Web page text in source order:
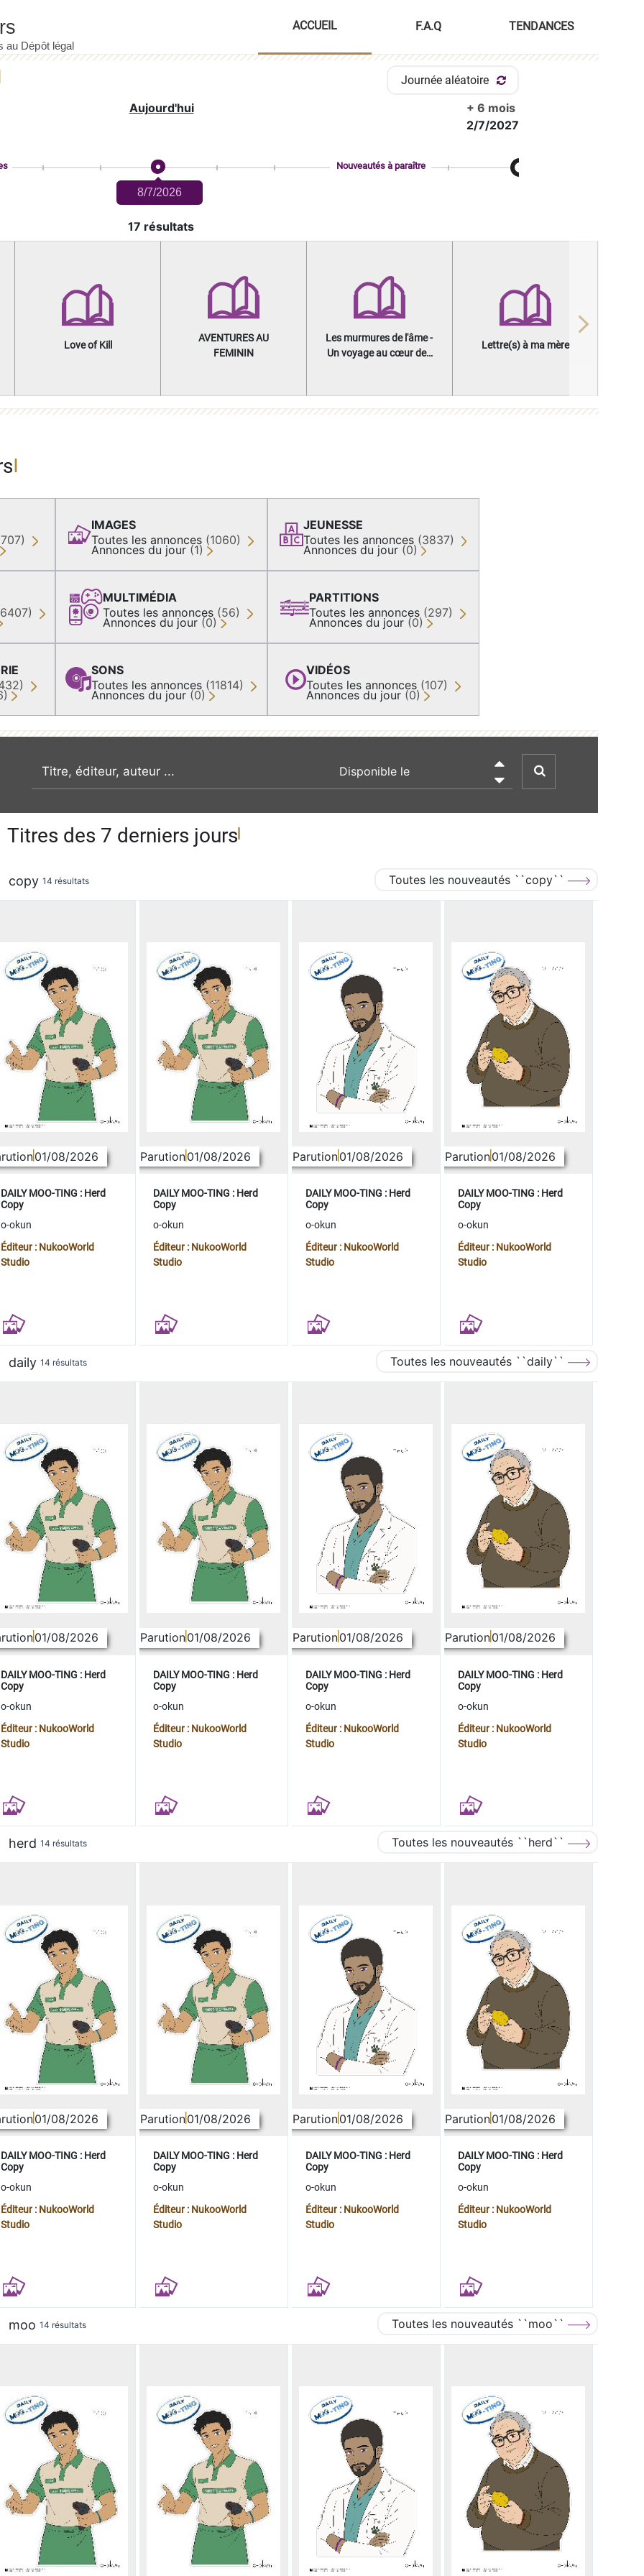
ACCUEIL F.A.Q TENDANCES
Journée aléatoire
Aujourd'hui
+ 6 mois
2/7/2027
8/7/2026
Nouveautés à paraître
17 résultats
Love of Kill
AVENTURES AU
FEMININ
Les murmures de l'âme -
Un voyage au cœur des
Lettre(s) à ma mère
Next
IMAGES
Toutes les annonces (1060)
Annonces du jour (1)
MULTIMÉDIA
Toutes les annonces (56)
Annonces du jour (0)
SONS
Toutes les annonces (11814)
Annonces du jour (0)
JEUNESSE
Toutes les annonces (3837)
Annonces du jour (0)
PARTITIONS
Toutes les annonces (297)
Annonces du jour (0)
VIDÉOS
Toutes les annonces (107)
Annonces du jour (0)
recherche par mot clé

Titres des 7 derniers jours
copy 14 résultats Toutes les nouveautés ``copy``
01/08/2026
DAILY MOO-TING : Herd
Copy
o-okun
Éditeur : NukooWorld
Studio
Parution01/08/2026
DAILY MOO-TING : Herd
Copy
o-okun
Éditeur : NukooWorld
Studio
Parution01/08/2026
DAILY MOO-TING : Herd
Copy
o-okun
Éditeur : NukooWorld
Studio
Parution01/08/2026
DAILY MOO-TING : Herd
Copy
o-okun
Éditeur : NukooWorld
Studio
daily 14 résultats Toutes les nouveautés ``daily``
01/08/2026
DAILY MOO-TING : Herd
Copy
o-okun
Éditeur : NukooWorld
Studio
Parution01/08/2026
DAILY MOO-TING : Herd
Copy
o-okun
Éditeur : NukooWorld
Studio
Parution01/08/2026
DAILY MOO-TING : Herd
Copy
o-okun
Éditeur : NukooWorld
Studio
Parution01/08/2026
DAILY MOO-TING : Herd
Copy
o-okun
Éditeur : NukooWorld
Studio
herd 14 résultats Toutes les nouveautés ``herd``
01/08/2026
DAILY MOO-TING : Herd
Copy
o-okun
Éditeur : NukooWorld
Studio
Parution01/08/2026
DAILY MOO-TING : Herd
Copy
o-okun
Éditeur : NukooWorld
Studio
Parution01/08/2026
DAILY MOO-TING : Herd
Copy
o-okun
Éditeur : NukooWorld
Studio
Parution01/08/2026
DAILY MOO-TING : Herd
Copy
o-okun
Éditeur : NukooWorld
Studio
moo 14 résultats Toutes les nouveautés ``moo``